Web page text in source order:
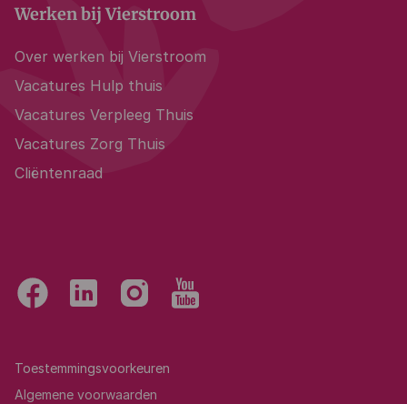
Werken bij Vierstroom
Over werken bij Vierstroom
Vacatures Hulp thuis
Vacatures Verpleeg Thuis
Vacatures Zorg Thuis
Cliëntenraad
Toestemmingsvoorkeuren
Algemene voorwaarden